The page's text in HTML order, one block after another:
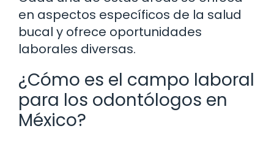
en aspectos específicos de la salud
bucal y ofrece oportunidades
laborales diversas.
¿Cómo es el campo laboral
para los odontólogos en
México?